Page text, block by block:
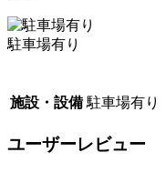
駐車場有り
施設・設備 駐車場有り
ユーザーレビュー